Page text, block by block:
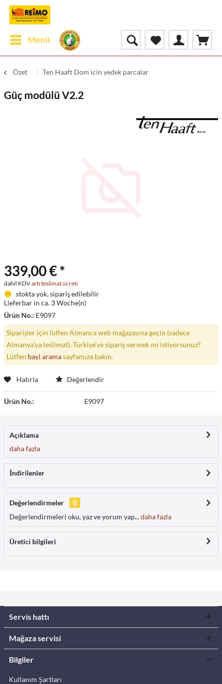
Menü
Özet Ten Haaft Dom icin yedek parcalar
Güç modülü V2.2
339,00 € *
dahil KDVartı teslimat ücreti
stokta yok, sipariş edilebilir
Lieferbar in ca. 3 Woche(n)
Ürün No.: E9097
Siparişler için lütfen Almanca web mağazasına geçin (sadece
Almanya'ya teslimat). Türkiye'ye sipariş vermek mi istiyorsunuz?
Lütfen bayi aramasayfamıza bakın.
Hatırla Değerlendir
Ürün No.: E9097
Açıklama
daha fazla
İndirilenler
Değerlendirmeler
0
Değerlendirmeleri oku, yaz ve yorum yap...daha fazla
Üretici bilgileri
Servis hattı
Mağaza servisi
Bilgiler
Kullanım Şartları